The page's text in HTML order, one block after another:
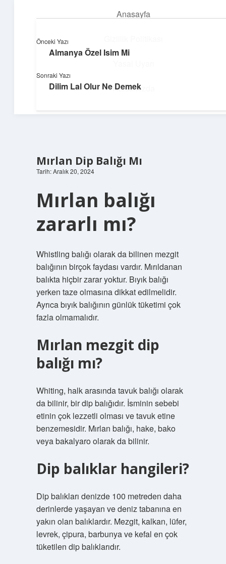
Anasayfa
Hakkımızda
Yumuşak Teknoloji Rehberi
Dijital dünyada huzurlu bir yolculuk!
Mırlan Dip Balığı Mı
Tarih: Aralık 20, 2024
Mırlan balığı
zararlı mı?
Whistling balığı olarak da bilinen mezgit
balığının birçok faydası vardır. Mırıldanan
balıkta hiçbir zarar yoktur. Bıyık balığı
yerken taze olmasına dikkat edilmelidir.
Ayrıca bıyık balığının günlük tüketimi çok
fazla olmamalıdır.
Mırlan mezgit dip
balığı mı?
Whiting, halk arasında tavuk balığı olarak
da bilinir, bir dip balığıdır. İsminin sebebi
etinin çok lezzetli olması ve tavuk etine
benzemesidir. Mırlan balığı, hake, bako
veya bakalyaro olarak da bilinir.
Dip balıklar hangileri?
Dip balıkları denizde 100 metreden daha
derinlerde yaşayan ve deniz tabanına en
yakın olan balıklardır. Mezgit, kalkan, lüfer,
levrek, çipura, barbunya ve kefal en çok
tüketilen dip balıklarıdır.
Önceki Yazı
Almanya Özel Isim Mi
Sonraki Yazı
Dilim Lal Olur Ne Demek